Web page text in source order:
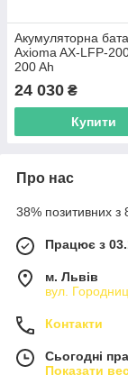
Акумуляторна
Axioma AX-LFP-
200 Ah
24 030 ₴
Купити
Про нас
38% позитивних з 8
Працює з
м. Львів
вул.
Контакти
Сьогодні
Показати